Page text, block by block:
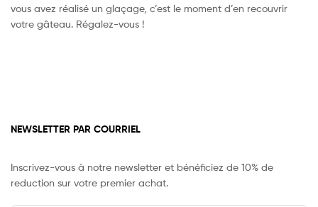
vous avez réalisé un glaçage, c’est le moment d’en recouvrir
votre gâteau. Régalez-vous !
NEWSLETTER PAR COURRIEL
Inscrivez-vous à notre newsletter et bénéficiez de 10% de
reduction sur votre premier achat.